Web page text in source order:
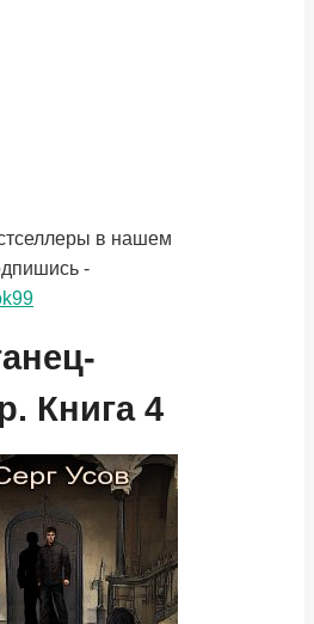
в нашем
-
Книга 4